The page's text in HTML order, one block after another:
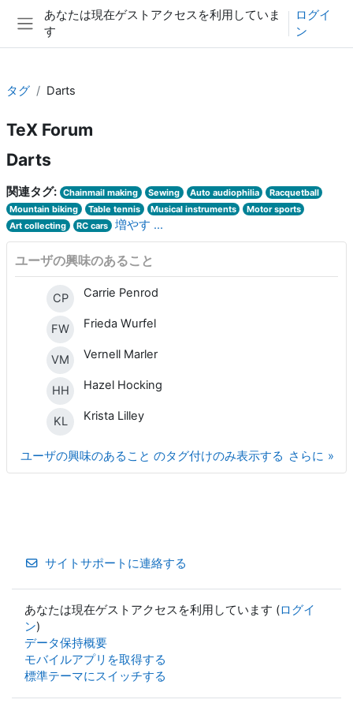
メインコンテンツへスキップする
サイドパネル
あなたは現在ゲストアクセスを利用していま
す
ログイ
ン
タグ Darts
TeX Forum
Darts
関連タグ: Chainmail making Sewing Auto audiophilia
Racquetball
Mountain biking
Table tennis Musical instruments
Motor sports
Art collecting
RC cars 増やす ...
ユーザの興味のあること
CP Carrie Penrod
FW Frieda Wurfel
VM Vernell Marler
HH Hazel Hocking
KL Krista Lilley
さらに
ユーザの興味のあること のタグ付けのみ表示する
サイトサポートに連絡する
あなたは現在ゲストアクセスを利用しています (ログイ
ン)
データ保持概要
モバイルアプリを取得する
標準テーマにスイッチする